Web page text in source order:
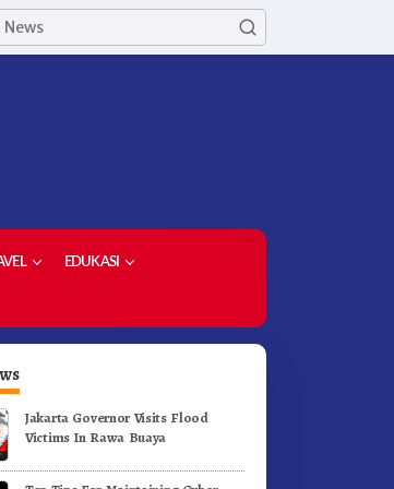
EDUKASI
SD dan
HUT RI
Karo Pimpin Laskar Biru
Jakarta Governor Visits Flood
Victims In Rawa Buaya